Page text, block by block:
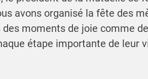
avons organisé la fête des
moments de joie comme de
étape importante de leur